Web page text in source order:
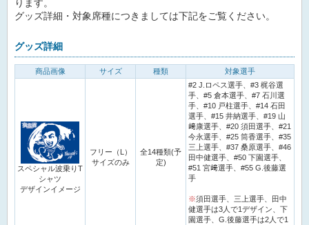
ります。
グッズ詳細・対象席種につきましては下記をご覧ください。
グッズ詳細
商品画像 サイズ 種類 対象選手
スペシャル波乗りT
シャツ
デザインイメージ
フリー（L）
サイズのみ
全14種類(予
定)
#2 J.ロペス選手、#3 梶谷選
手、#5 倉本選手、#7 石川選
手、#10 戸柱選手、#14 石田
選手、#15 井納選手、#19 山
﨑康選手、#20 須田選手、#21
今永選手、#25 筒香選手、#35
三上選手、#37 桑原選手、#46
田中健選手、#50 下園選手、
#51 宮﨑選手、#55 G.後藤選
手
※須田選手、三上選手、田中
健選手は3人で1デザイン、下
園選手、G.後藤選手は2人で1